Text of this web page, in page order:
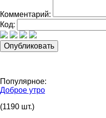
Комментарий:
Код:
Популярное:
Доброе утро
(1190 шт.)